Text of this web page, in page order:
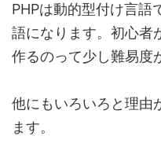
PHPは動的型付け言語
語になります。 初心者
作るのって少し難易度
他にもいろいろと理由
ます。